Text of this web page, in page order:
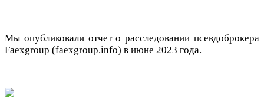
Мы опубликовали отчет о расследовании псевдоброкера
Faexgroup (faexgroup.info) в июне 2023 года.